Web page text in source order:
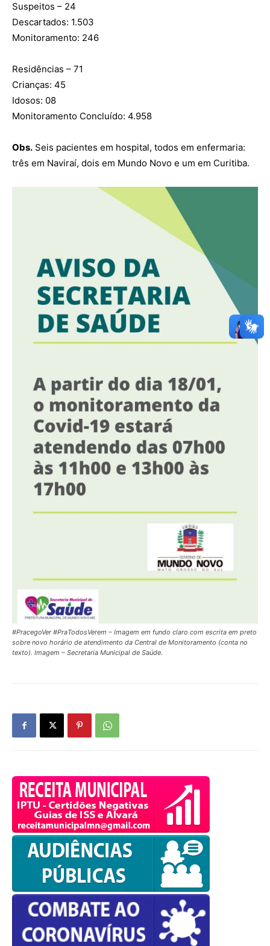
OK
European Commission |
Cookies Policy
powered by WPCookiePro
Suspeitos – 24
Descartados: 1.503
Monitoramento: 246
Residências – 71
Crianças: 45
Idosos: 08
Monitoramento Concluído: 4.958
Obs. Seis pacientes em hospital, todos em enfermaria:
três em Naviraí, dois em Mundo Novo e um em Curitiba.
#PracegoVer #PraTodosVerem – Imagem em fundo claro com escrita em preto
sobre novo horário de atendimento da Central de Monitoramento (conta no
texto). Imagem – Secretaria Municipal de Saúde.